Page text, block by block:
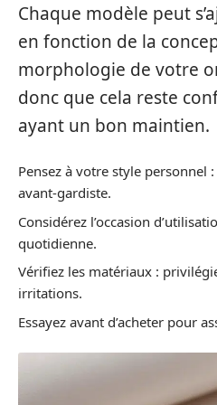
Chaque modèle peut
en fonction de la
morphologie de votre
donc que cela reste
ayant un bon maintien.
Pensez à votre style personnel
avant-gardiste.
Considérez l’occasion
quotidienne.
Vérifiez les matériaux :
irritations.
Essayez avant d’acheter pour